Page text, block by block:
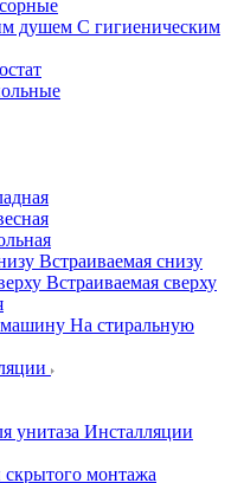
С гигиеническим
Встраиваемая снизу
Встраиваемая сверху
На стиральную
Инсталляции